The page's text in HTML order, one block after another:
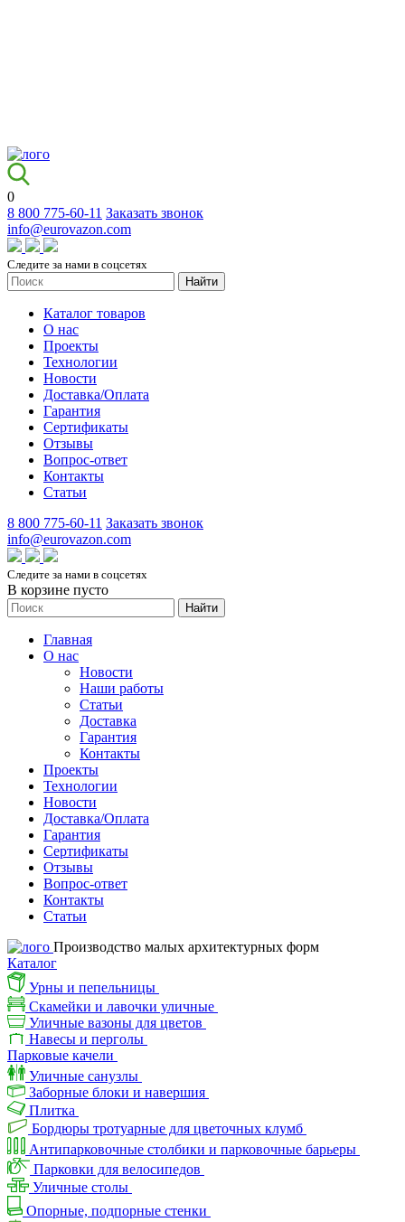
0
8 800 775-60-11 Заказать звонок
info@eurovazon.com
Следите за нами в соцсетях
Найти
Каталог товаров
О нас
Проекты
Технологии
Новости
Доставка/Оплата
Гарантия
Сертификаты
Отзывы
Вопрос-ответ
Контакты
Статьи
8 800 775-60-11 Заказать звонок
info@eurovazon.com
Следите за нами в соцсетях
В корзине пусто
Найти
Главная
О нас
Новости
Наши работы
Статьи
Доставка
Гарантия
Контакты
Проекты
Технологии
Новости
Доставка/Оплата
Гарантия
Сертификаты
Отзывы
Вопрос-ответ
Контакты
Статьи
Производство малых архитектурных форм
Каталог
Урны и пепельницы
Скамейки и лавочки уличные
Уличные вазоны для цветов
Навесы и перголы
Парковые качели
Уличные санузлы
Заборные блоки и навершия
Плитка
Бордюры тротуарные для цветочных клумб
Антипарковочные столбики и парковочные барьеры
Парковки для велосипедов
Уличные столы
Опорные, подпорные стенки